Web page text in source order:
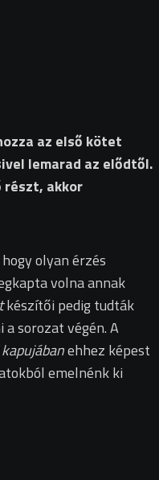
az első kötet
lemarad az elődtől.
részt, akkor
hogy olyan érzés
volna annak
készítői pedig tudták
sorozat végén. A
ehhez képest
emelnénk ki